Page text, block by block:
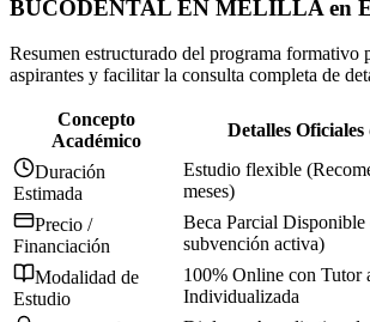
BUCODENTAL EN MELILLA en
Resumen estructurado del programa formativo
aspirantes y facilitar la consulta completa de
Concepto
Académico
Detalles
Duración
Estimada
Estudio flexible
meses)
Precio /
Financiación
Beca Parcial Disponible
subvención activa)
Modalidad de
Estudio
100% Online con Tutor
Individualizada